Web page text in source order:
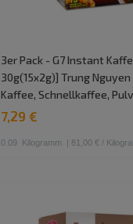
3er Pack - G7 Instant
30g(15x2g)] Trung
Kaffee, Schnellkaffee,
7,29 €
0.09 Kilogramm | 81,00 € /